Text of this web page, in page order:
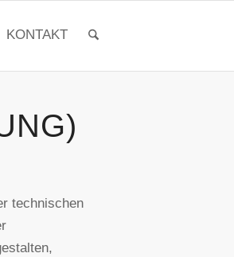
KONTAKT
technischen